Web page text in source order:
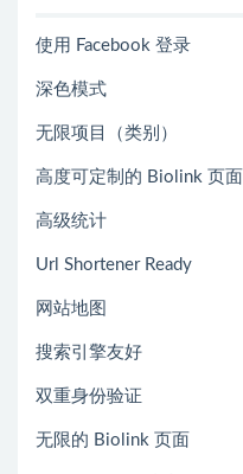
使用 Facebook 登录
深色模式
无限项目（类别）
高度可定制的 Biolink 页面
高级统计
Url Shortener Ready
网站地图
搜索引擎友好
双重身份验证
无限的 Biolink 页面